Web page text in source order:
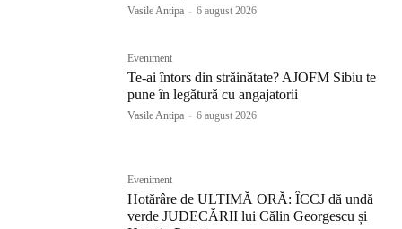
Vasile Antipa - 6 august 2026
Eveniment
Te-ai întors din străinătate? AJOFM Sibiu te
pune în legătură cu angajatorii
Vasile Antipa - 6 august 2026
Eveniment
Hotărâre de ULTIMĂ ORĂ: ÎCCJ dă undă
verde JUDECĂRII lui Călin Georgescu și